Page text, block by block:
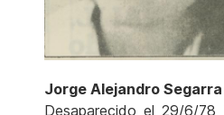
Jorge Alejandro
Desaparecido el 29/6/78